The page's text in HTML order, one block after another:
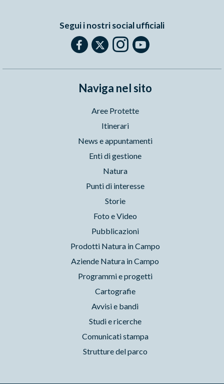
Segui i nostri social ufficiali
Naviga nel sito
Aree Protette
Itinerari
News e appuntamenti
Enti di gestione
Natura
Punti di interesse
Storie
Foto e Video
Pubblicazioni
Prodotti Natura in Campo
Aziende Natura in Campo
Programmi e progetti
Cartografie
Avvisi e bandi
Studi e ricerche
Comunicati stampa
Strutture del parco